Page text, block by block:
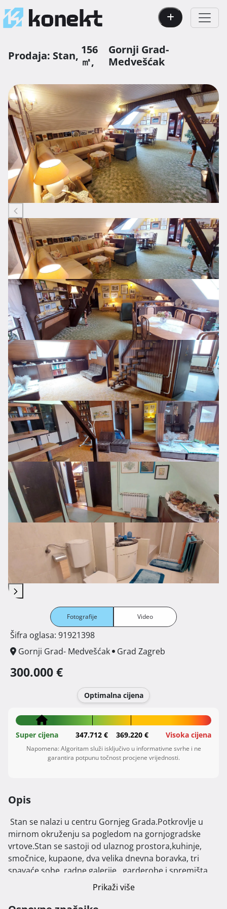
Prodaja: Stan, 156
㎡,
Gornji Grad-
Medvešćak
Fotografije Video
Šifra oglasa: 91921398
Gornji Grad- Medvešćak
Grad Zagreb
300.000 €
Optimalna cijena
Super cijena 347.712 € 369.220 € Visoka cijena
Napomena: Algoritam služi isključivo u informativne svrhe i ne
garantira potpunu točnost procjene vrijednosti.
Opis
mirnom okruženju sa pogledom na gornjogradske
vrtove.Stan se sastoji od ulaznog prostora,kuhinje,
smočnice, kupaone, dva velika dnevna boravka, tri
spavaće sobe, radne galerije , garderobe i spremišta.
Mogućnost sporazumne zamjene za dvosoban stan.
Prikaži više